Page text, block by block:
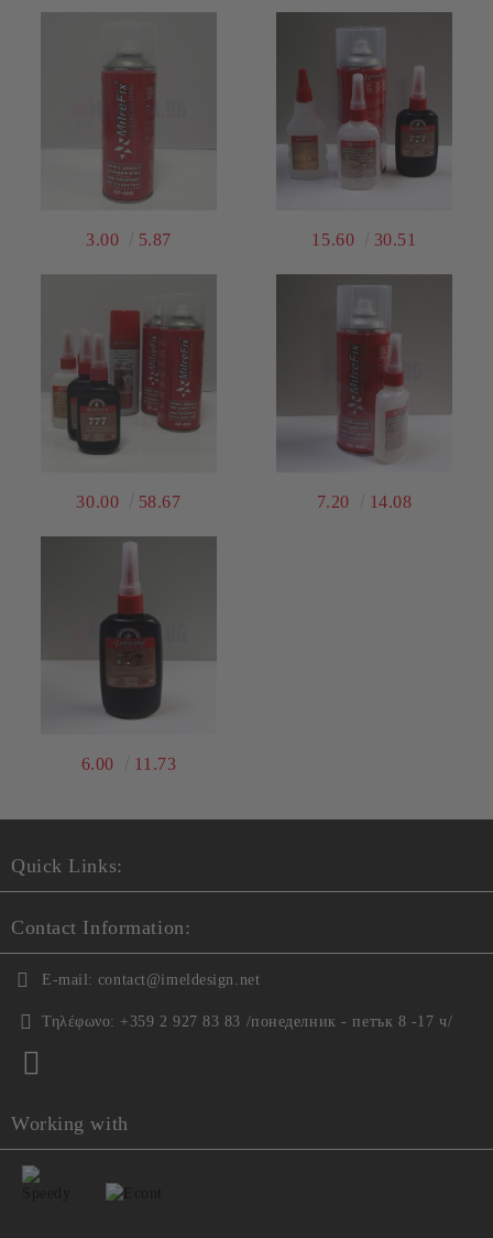
3.00 5.87 15.60 30.51
30.00 58.67 7.20 14.08
6.00 11.73
Quick Links:
Contact Information:
E-mail: contact@imeldesign.net
Τηλέφωνο: +359 2 927 83 83 /понеделник - петък 8 -17 ч/
Working with